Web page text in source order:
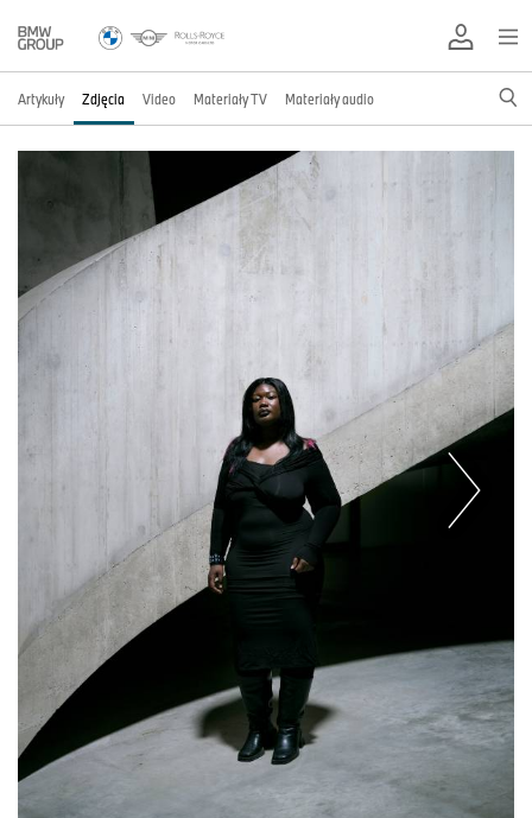
Artykuły Zdjęcia Video Materiały TV Materiały audio